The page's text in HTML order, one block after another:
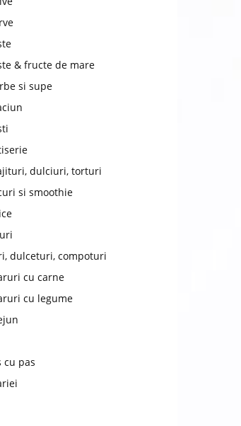
& fructe de mare
si supe
dulciuri, torturi
si smoothie
dulceturi, compoturi
cu carne
cu legume
cu pas